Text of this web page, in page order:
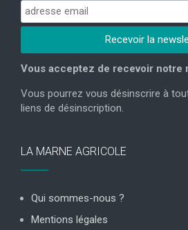
Vous acceptez de recevoir notre
Vous pourrez vous désinscrire à
liens de désinscription.
LA MARNE AGRICOLE
Qui sommes-nous ?
Mentions légales